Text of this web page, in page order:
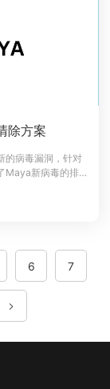
除方案
的病毒漏洞，针对
Maya新病毒的排
后，用户保存
6 7